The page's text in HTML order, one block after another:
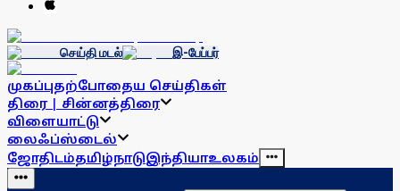
செய்தி மடல் இ-பேப்பர்
முகப்புதற்போதைய செய்திகள்
திரை | சின்னத்திரை
விளையாட்டு
லைஃப்ஸ்டைல்
ஜோதிடம்தமிழ்நாடுஇந்தியாஉலகம்